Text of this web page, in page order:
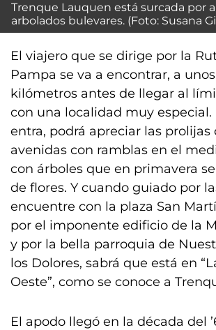
Trenque Lauquen está surcada por
arbolados bulevares. (Foto: Susana
El viajero que se dirige por la
Pampa se va a encontrar, a
kilómetros antes de llegar al
con una localidad muy especial.
entra, podrá apreciar las prolijas
avenidas con ramblas en el
con árboles que en primavera
de flores. Y cuando guiado por
encuentre con la plaza San
por el imponente edificio de la
y por la bella parroquia de
los Dolores, sabrá que está en
Oeste”, como se conoce a
El apodo llegó en la década del